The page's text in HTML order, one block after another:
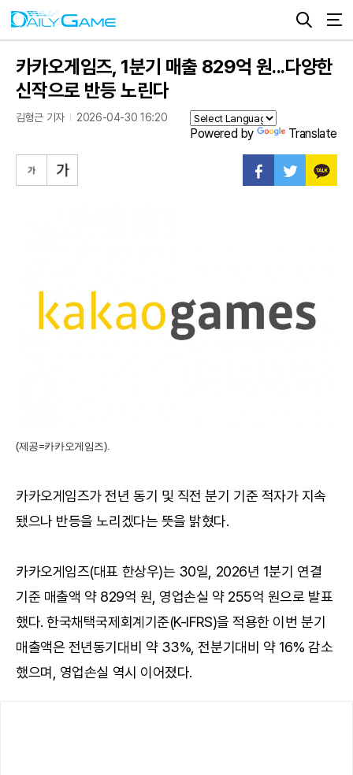
카카오게임즈, 1분기 매출 829억 원...다양한
신작으로 반등 노린다
김형근 기자 2026-04-30 16:20
Powered by Translate
(제공=카카오게임즈).
카카오게임즈가 전년 동기 및 직전 분기 기준 적자가 지속
됐으나 반등을 노리겠다는 뜻을 밝혔다.
카카오게임즈(대표 한상우)는 30일, 2026년 1분기 연결
기준 매출액 약 829억 원, 영업손실 약 255억 원으로 발표
했다. 한국채택국제회계기준(K-IFRS)을 적용한 이번 분기
매출액은 전년동기대비 약 33%, 전분기대비 약 16% 감소
했으며, 영업손실 역시 이어졌다.